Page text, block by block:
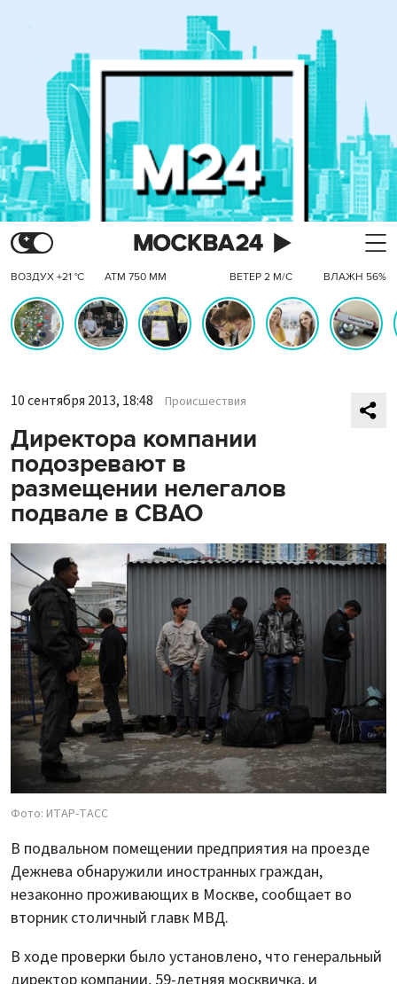
ВОЗДУХ +21 °C АТМ 750 ММ ВЕТЕР 2 М/С ВЛАЖН 56%
10 сентября 2013, 18:48 Происшествия
Директора компании
подозревают в
размещении нелегалов
подвале в СВАО
Фото: ИТАР-ТАСС
В подвальном помещении предприятия на проезде
Дежнева обнаружили иностранных граждан,
незаконно проживающих в Москве, сообщает во
вторник столичный главк МВД.
В ходе проверки было установлено, что генеральный